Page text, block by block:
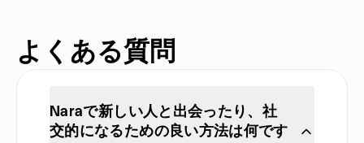
よくある質問
Naraで新しい人と出会ったり、社
交的になるための良い方法は何です